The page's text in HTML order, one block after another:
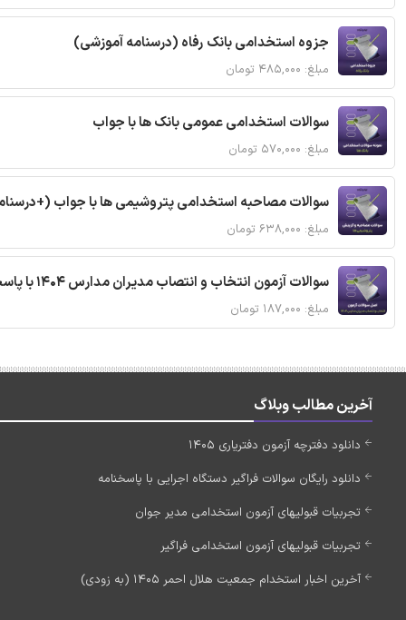
جزوه استخدامی بانک رفاه (درسنامه آموزشی)
مبلغ: ۴۸۵,۰۰۰ تومان
سوالات استخدامی عمومی بانک ها با جواب
مبلغ: ۵۷۰,۰۰۰ تومان
سوالات مصاحبه استخدامی پتروشیمی ها با جواب
مبلغ: ۶۳۸,۰۰۰ تومان
سوالات آزمون انتخاب و انتصاب مدیران مدارس 1404 با پاسخنامه تشریحی
مبلغ: ۱۸۷,۰۰۰ تومان
آخرین مطالب وبلاگ
دانلود دفترچه آزمون دفتریاری 1405
دانلود رایگان سوالات فراگیر دستگاه اجرایی با پاسخنامه
تجربیات قبولیهای آزمون استخدامی مدیر جوان
تجربیات قبولیهای آزمون استخدامی فراگیر
آخرین اخبار استخدام جمعیت هلال احمر 1405 (به زودی)